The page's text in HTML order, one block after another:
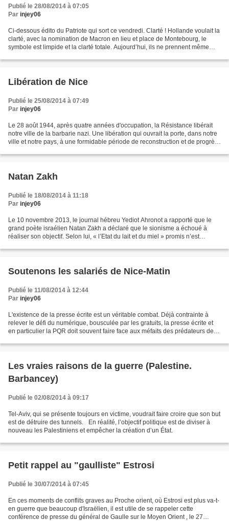
Publié le 28/08/2014 à 07:05
Par injey06
Ci-dessous édito du Patriote qui sort ce vendredi. Clarté ! Hollande voulait la
clarté, avec la nomination de Macron en lieu et place de Montebourg, le
symbole est limpide et la clarté totale. Aujourd’hui, ils ne prennent même
Libération de Nice
Publié le 25/08/2014 à 07:49
Par injey06
Le 28 août 1944, après quatre années d'occupation, la Résistance libérait
notre ville de la barbarie nazi. Une libération qui ouvrait la porte, dans notre
ville et notre pays, à une formidable période de reconstruction et de progrès
Natan Zakh
Publié le 18/08/2014 à 11:18
Par injey06
Le 10 novembre 2013, le journal hébreu Yediot Ahronot a rapporté que le
grand poète israélien Natan Zakh a déclaré que le sionisme a échoué à
réaliser son objectif. Selon lui, « l’Etat du lait et du miel » promis n’est
Soutenons les salariés de Nice-Matin
Publié le 11/08/2014 à 12:44
Par injey06
L'existence de la presse écrite est un véritable combat. Déjà contrainte à
relever le défi du numérique, bousculée par les gratuits, la presse écrite et
en particulier la PQR doit souvent faire face aux méfaits des prédateurs de la
Les vraies raisons de la guerre (Palestine.
Barbancey)
Publié le 02/08/2014 à 09:17
Tel-Aviv, qui se présente toujours en victime, voudrait faire croire que son but
est de détruire des tunnels. En réalité, l’objectif politique est de diviser à
nouveau les Palestiniens et empêcher la création d’un État.
Petit rappel au "gaulliste" Estrosi
Publié le 30/07/2014 à 07:45
En ces moments de conflits graves au Proche orient, où Estrosi est plus va-t-
en guerre que beaucoup d'Israëlien, il est utile de se rappeler cette
conférence de presse du général de Gaulle sur le Moyen Orient , le 27